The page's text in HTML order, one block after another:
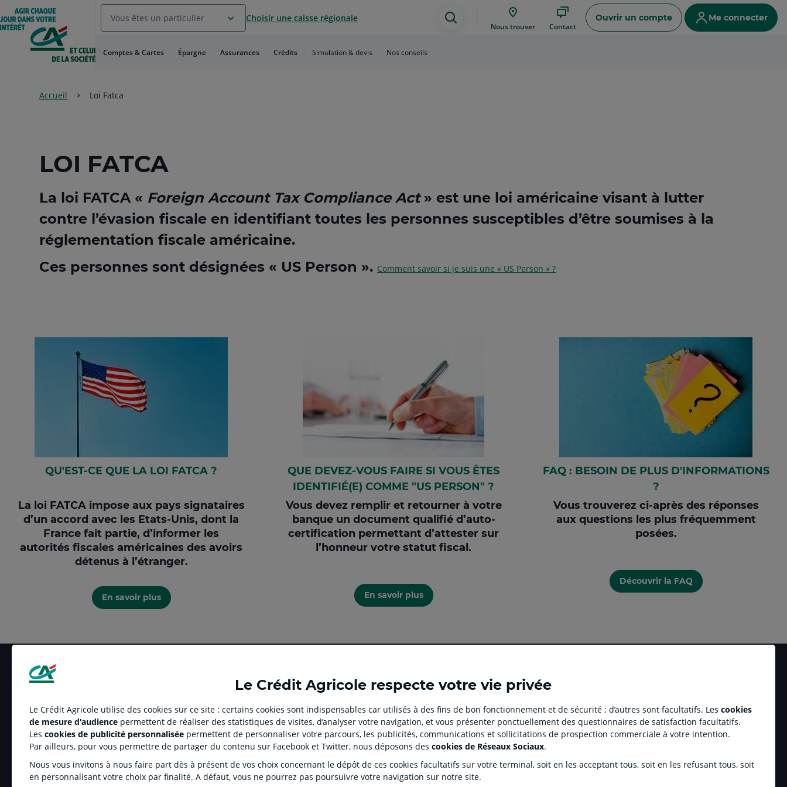
Le Crédit Agricole respecte votre vie privée
Le Crédit Agricole utilise des cookies sur ce site : certains cookies sont indispensables car utilisés à des fins de bon fonctionnement et de sécurité ; d’autres sont facultatifs. Les cookies
de mesure d'audience permettent de réaliser des statistiques de visites, d’analyser votre navigation, et vous présenter ponctuellement des questionnaires de satisfaction facultatifs.
Les cookies de publicité personnalisée permettent de personnaliser votre parcours, les publicités, communications et sollicitations de prospection commerciale à votre intention.
Par ailleurs, pour vous permettre de partager du contenu sur Facebook et Twitter, nous déposons des cookies de Réseaux Sociaux.
Nous vous invitons à nous faire part dès à présent de vos choix concernant le dépôt de ces cookies facultatifs sur votre terminal, soit en les acceptant tous, soit en les refusant tous, soit
en personnalisant votre choix par finalité. A défaut, vous ne pourrez pas poursuivre votre navigation sur notre site.
Aller
au
Menu
Aller au
Contenu
Vous êtes un particulier Choisir une caisse régionale
Assistance
Nous trouver Contact
Ouvrir un compte Me connecter
Comptes & Cartes Épargne Assurances Crédits Simulation & devis Nos conseils
Accueil Loi Fatca
LOI FATCA
La loi FATCA « Foreign Account Tax Compliance Act» est une loi américaine visant à lutter
contre l’évasion fiscale en identifiant toutes les personnes susceptibles d’être soumises à la
réglementation fiscale américaine.
Ces personnes sont désignées « US Person ». Comment savoir si je suis une « US Person » ?
QU'EST-CE QUE LA LOI FATCA ?
La loi FATCA impose aux pays signataires
d’un accord avec les Etats-Unis, dont la
France fait partie, d’informer les
autorités fiscales américaines des avoirs
détenus à l’étranger.
En savoir plus
QUE DEVEZ-VOUS FAIRE SI VOUS ÊTES
IDENTIFIÉ(E) COMME "US PERSON" ?
Vous devez remplir et retourner à votre
banque un document qualifié d’auto-
certification permettant d’attester sur
l’honneur votre statut fiscal.
En savoir plus
FAQ : BESOIN DE PLUS D'INFORMATIONS
?
Vous trouverez ci-après des réponses
aux questions les plus fréquemment
posées.
Découvrir la FAQ
Ouvert
dans
un
nouvel
onglet
:
aller
sur
dans
un
nouvel
onglet
:
Aller
sur
Ouvert
dans
un
nouvel
onglet
:
aller
sur
Ouvert
dans
un
nouvel
onglet
:
aller
sur
Ouvert
dans
un
nouvel
onglet
:
Aller
sur
LE CREDIT AGRICOLE
Banque coopérative
Charte éthique
Groupe Crédit Agricole
RELATION BANQUE CLIENT
Réclamation et médiation
Informations réglementaires
Fonds de Garantie des Dépôts et de Résolution (FGDR)
SITES SPECIALISES
Prêt immobilier en ligne
Agences immobilières Square
Habitat
Réseau professionnel Youzful
Partenariats sportifs
Accessibilité numérique du site